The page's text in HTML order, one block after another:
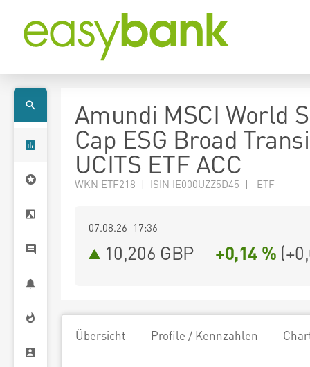
Amundi MSCI World
Cap ESG Broad
UCITS ETF ACC
WKN ETF218 | ISIN IE000UZZ5D45 | ETF
07.08.26 17:36
10,206 GBP +0,14 % (
Übersicht Profile / Kennzahlen